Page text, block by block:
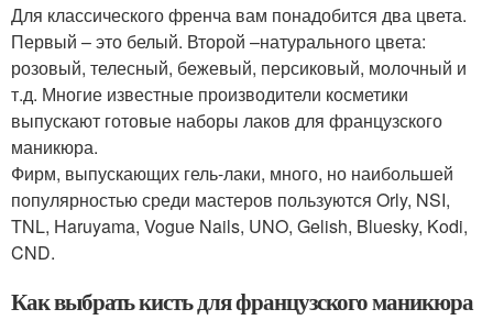
Для классического френча вам понадобится два цвета.
Первый – это белый. Второй –натурального цвета:
розовый, телесный, бежевый, персиковый, молочный и
т.д. Многие известные производители косметики
выпускают готовые наборы лаков для французского
маникюра.
Фирм, выпускающих гель-лаки, много, но наибольшей
популярностью среди мастеров пользуются Orly, NSI,
TNL, Haruyama, Vogue Nails, UNO, Gelish, Bluesky, Kodi,
CND.
Как выбрать кисть для французского маникюра